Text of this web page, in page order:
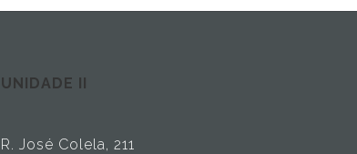
UNIDADE II
R. José Colela, 211